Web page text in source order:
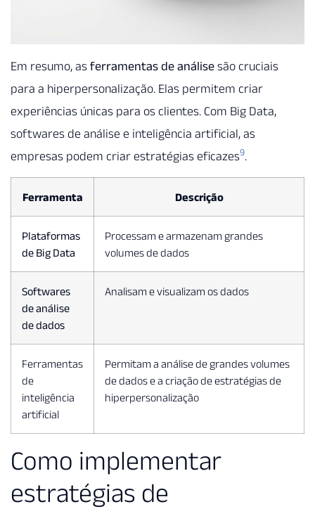
Em resumo, as ferramentas de análise são cruciais
para a hiperpersonalização. Elas permitem criar
experiências únicas para os clientes. Com Big Data,
softwares de análise e inteligência artificial, as
empresas podem criar estratégias eficazes9.
Ferramenta Descrição
Plataformas
de Big Data
Processam e armazenam grandes
volumes de dados
Softwares
de análise
de dados
Analisam e visualizam os dados
Ferramentas
de
inteligência
artificial
Permitam a análise de grandes volumes
de dados e a criação de estratégias de
hiperpersonalização
Como implementar
estratégias de